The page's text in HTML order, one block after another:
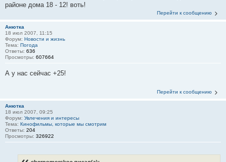
районе дома 18 - 12! воть!
Перейти к сообщению
Анютка
18 июл 2007, 11:15
Форум: Новости и жизнь
Тема: Погода
Ответы: 636
Просмотры: 607664
А у нас сейчас +25!
Перейти к сообщению
Анютка
18 июл 2007, 09:25
Форум: Увлечения и интересы
Тема: Кинофильмы, которые мы смотрим
Ответы: 204
Просмотры: 326922